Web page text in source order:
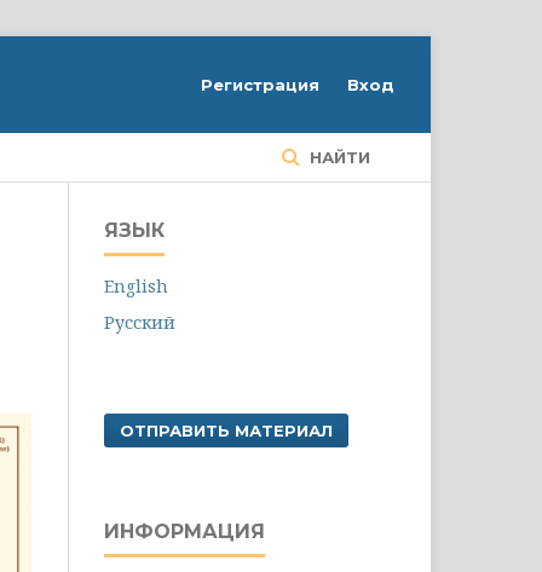
НАЙТИ
Регистрация Вход
ЯЗЫК
English
Русский
ОТПРАВИТЬ МАТЕРИАЛ
ИНФОРМАЦИЯ